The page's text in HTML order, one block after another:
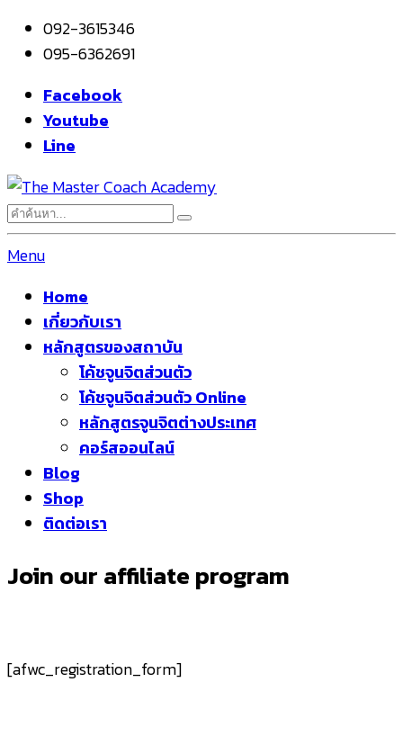
092-3615346
095-6362691
Facebook
Youtube
Line
Menu
Home
เกี่ยวกับเรา
หลักสูตรของสถาบัน
โค้ชจูนจิตส่วนตัว
โค้ชจูนจิตส่วนตัว Online
หลักสูตรจูนจิตต่างประเทศ
คอร์สออนไลน์
Blog
Shop
ติดต่อเรา
Join our affiliate program
[afwc_registration_form]